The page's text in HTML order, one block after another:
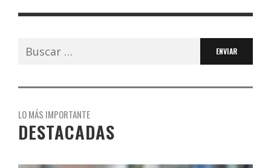
Buscar:
LO MÁS IMPORTANTE
DESTACADAS